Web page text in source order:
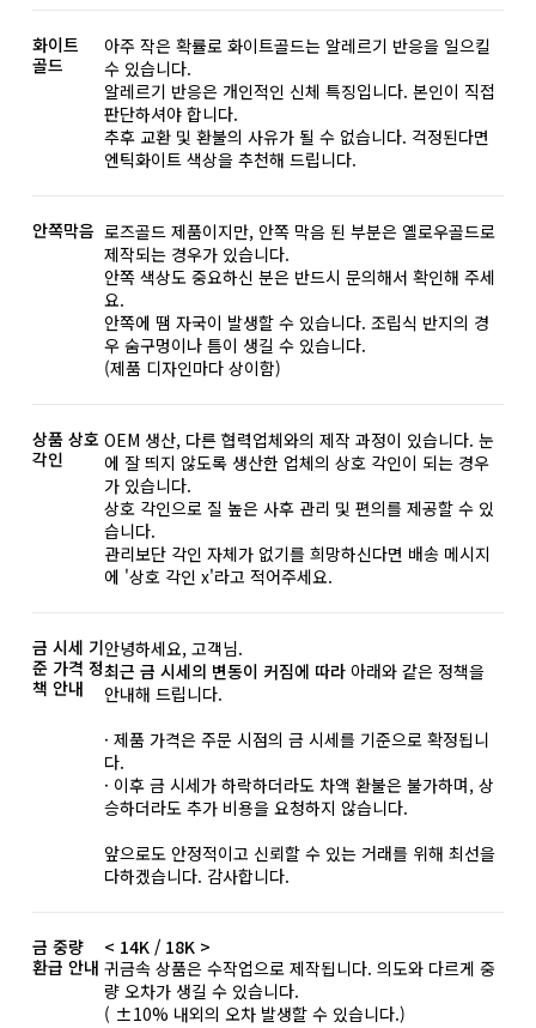
화이트
골드
아주 작은 확률로 화이트골드는 알레르기 반응을 일으킬
수 있습니다.
알레르기 반응은 개인적인 신체 특징입니다. 본인이 직접
판단하셔야 합니다.
추후 교환 및 환불의 사유가 될 수 없습니다. 걱정된다면
엔틱화이트 색상을 추천해 드립니다.
안쪽막음 로즈골드 제품이지만, 안쪽 막음 된 부분은 옐로우골드로
제작되는 경우가 있습니다.
안쪽 색상도 중요하신 분은 반드시 문의해서 확인해 주세
요.
안쪽에 땜 자국이 발생할 수 있습니다. 조립식 반지의 경
우 숨구멍이나 틈이 생길 수 있습니다.
(제품 디자인마다 상이함)
상품 상호
각인
OEM 생산, 다른 협력업체와의 제작 과정이 있습니다. 눈
에 잘 띄지 않도록 생산한 업체의 상호 각인이 되는 경우
가 있습니다.
상호 각인으로 질 높은 사후 관리 및 편의를 제공할 수 있
습니다.
관리보단 각인 자체가 없기를 희망하신다면 배송 메시지
에 '상호 각인 x'라고 적어주세요.
금 시세 기
준 가격 정
책 안내
안녕하세요, 고객님.
최근 금 시세의 변동이 커짐에 따라아래와 같은 정책을
안내해 드립니다.
· 제품 가격은 주문 시점의 금 시세를 기준으로 확정됩니
다.
· 이후 금 시세가 하락하더라도 차액 환불은 불가하며, 상
승하더라도 추가 비용을 요청하지 않습니다.
앞으로도 안정적이고 신뢰할 수 있는 거래를 위해 최선을
다하겠습니다. 감사합니다.
금 중량
환급 안내
< 14K / 18K >
귀금속 상품은 수작업으로 제작됩니다. 의도와 다르게 중
량 오차가 생길 수 있습니다.
( ±10% 내외의 오차 발생할 수 있습니다.)